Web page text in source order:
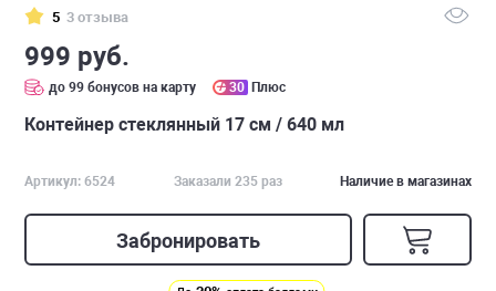
5 3 отзыва
999 руб.
до 99 бонусов на карту 30 Плюс
Контейнер стеклянный 17 см / 640 мл
Артикул: 6524 Заказали 235 раз Наличие в магазинах
Забронировать